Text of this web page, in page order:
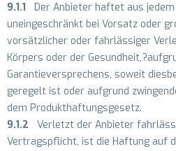
9.1.1 Der Anbieter haftet aus
uneingeschränkt bei Vorsatz oder
vorsätzlicher oder fahrlässiger
Körpers oder der
Garantieversprechens, soweit
geregelt ist oder aufgrund
dem Produkthaftungsgesetz.
9.1.2 Verletzt der Anbieter
Vertragspflicht, ist die Haftung auf